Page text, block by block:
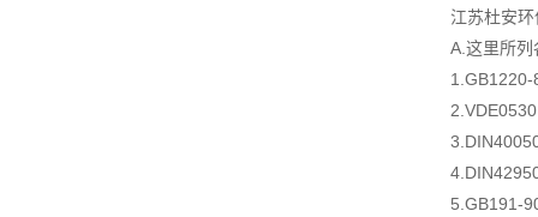
江苏杜安
A.这里所
1.GB1220-
5.GB191-